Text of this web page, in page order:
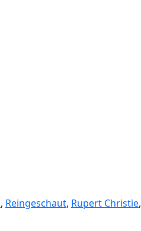
, Reingeschaut, Rupert Christie,